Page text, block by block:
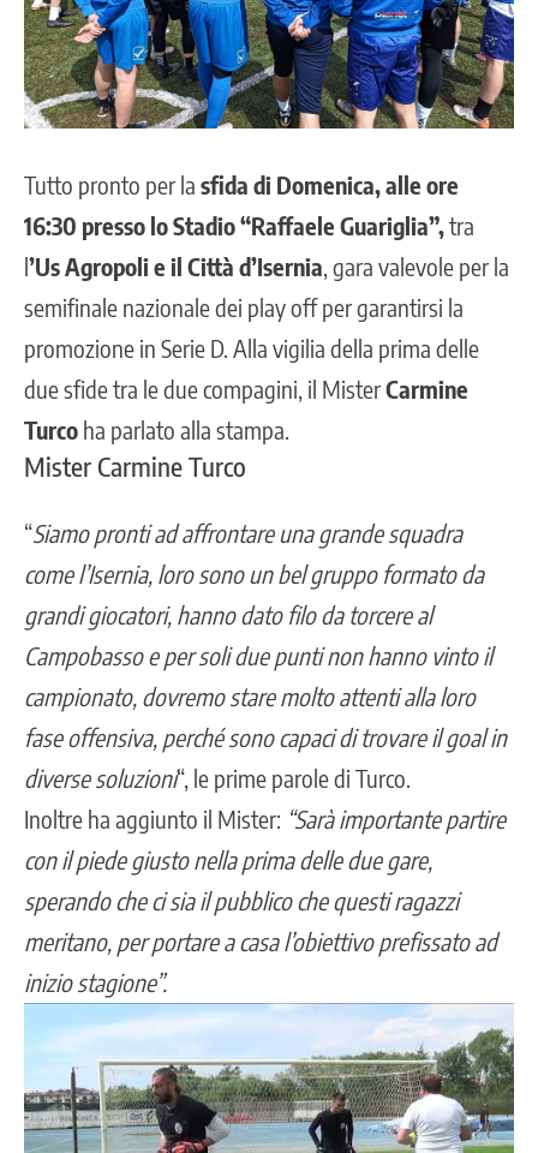
Tutto pronto per la sfida di Domenica, alle ore
16:30 presso lo Stadio “Raffaele Guariglia”,tra
l’Us Agropoli e il Città d’Isernia , gara valevole per la
semifinale nazionale dei play off per garantirsi la
promozione in Serie D. Alla vigilia della prima delle
due sfidetra le due compagini, il MisterCarmine
Turco ha parlato alla stampa.
Mister Carmine Turco
“Siamo pronti ad affrontare una grande squadra
come l’Isernia, loro sono un bel gruppo formato da
grandi giocatori, hanno dato filo da torcere al
Campobasso e per soli due punti non hanno vinto il
campionato, dovremo stare molto attenti alla loro
fase offensiva, perché sono capaci di trovare il goal in
diverse soluzioni“, le prime parole di Turco.
Inoltre ha aggiunto il Mister: “Sarà importante partire
con il piede giusto nella prima delle due gare,
sperando che ci sia il pubblico che questi ragazzi
meritano, per portare a casa l’obiettivo prefissato ad
inizio stagione”.